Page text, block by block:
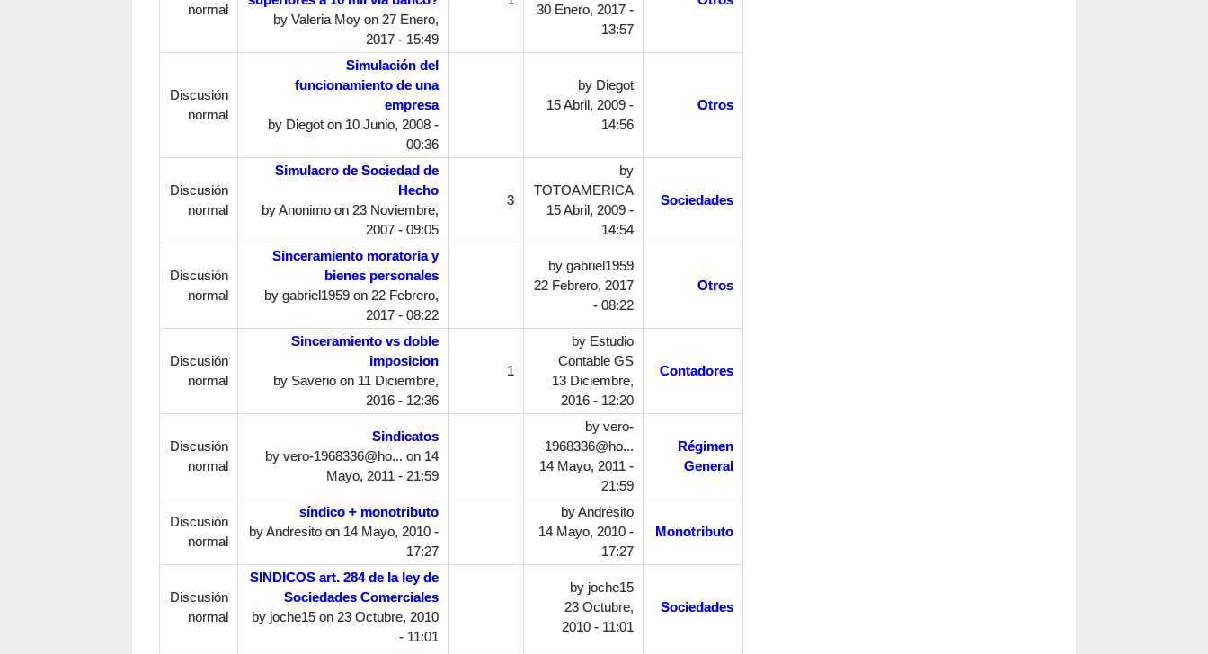
normal
by Valeria Moyon 27 Enero,
2017 - 15:49
30 Enero, 2017 -
13:57
Discusión
normal
Simulación del
funcionamiento de una
empresa
by Diegoton 10 Junio, 2008 -
00:36
by Diegot
15 Abril, 2009 -
14:56
Otros
Discusión
normal
Simulacro de Sociedad de
Hecho
byAnonimoon 23 Noviembre,
2007 - 09:05
3
by
TOTOAMERICA
15 Abril, 2009 -
14:54
Sociedades
Discusión
normal
Sinceramiento moratoria y
bienes personales
by gabriel1959on 22 Febrero,
2017 - 08:22
by gabriel1959
22 Febrero, 2017
- 08:22
Otros
Discusión
normal
Sinceramiento vs doble
imposicion
by Saverioon 11 Diciembre,
2016 - 12:36
1
by Estudio
Contable GS
13 Diciembre,
2016 - 12:20
Contadores
Discusión
normal
Sindicatos
by vero-1968336@ho... on 14
Mayo, 2011 - 21:59
by vero-
1968336@ho...
14 Mayo, 2011 -
21:59
Régimen
General
Discusión
normal
síndico + monotributo
byAndresitoon 14 Mayo, 2010 -
17:27
byAndresito
14 Mayo, 2010 -
17:27
Monotributo
Discusión
normal
SINDICOS art. 284 de la ley de
Sociedades Comerciales
by joche15on 23 Octubre, 2010
- 11:01
by joche15
23 Octubre,
2010 - 11:01
Sociedades